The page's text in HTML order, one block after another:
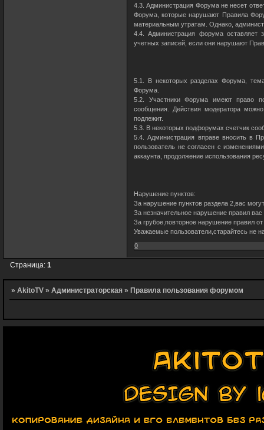
4.3. Администрация Форума не несет
Форума, которые нарушают Правила
материальным утратам. Однако,
4.4. Администрация форума оставляет
учетных записей, если они нарушают
5.1. В некоторых разделах Форума,
Форума.
5.2. Участники Форума имеют право
сообщения. Действия модератора
подлежит.
5.3. В некоторых подфорумах счетчик
5.4. Администрация вправе вносить в
пользователь не согласен с
аккаунта, продолжение использования
Нарушение пунктов:
За нарушение пунктов раздела 2,вас
За незначительное нарушение правил
За грубое,повторное нарушение правил
Уважаемые пользователи,старайтесь не
0
Страница:1
»AkitoTV »Администраторская » Правила пользования форумом